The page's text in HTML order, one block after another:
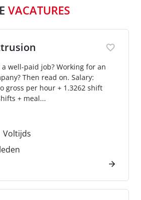
VACATURES
well-paid job? Working for an
Then read on. Salary:
gross per hour + 1.3262 shift
+ meal...
Voltijds